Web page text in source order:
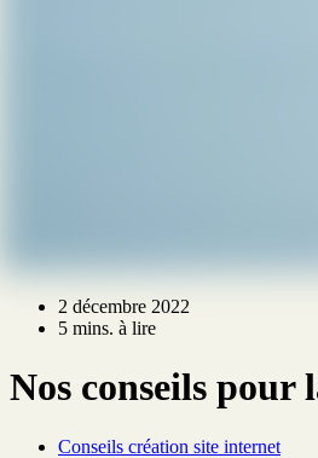
2 décembre 2022
5 mins. à lire
Nos conseils pour
Conseils création site internet